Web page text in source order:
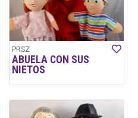
PRSZ
ABUELA CON SUS
NIETOS